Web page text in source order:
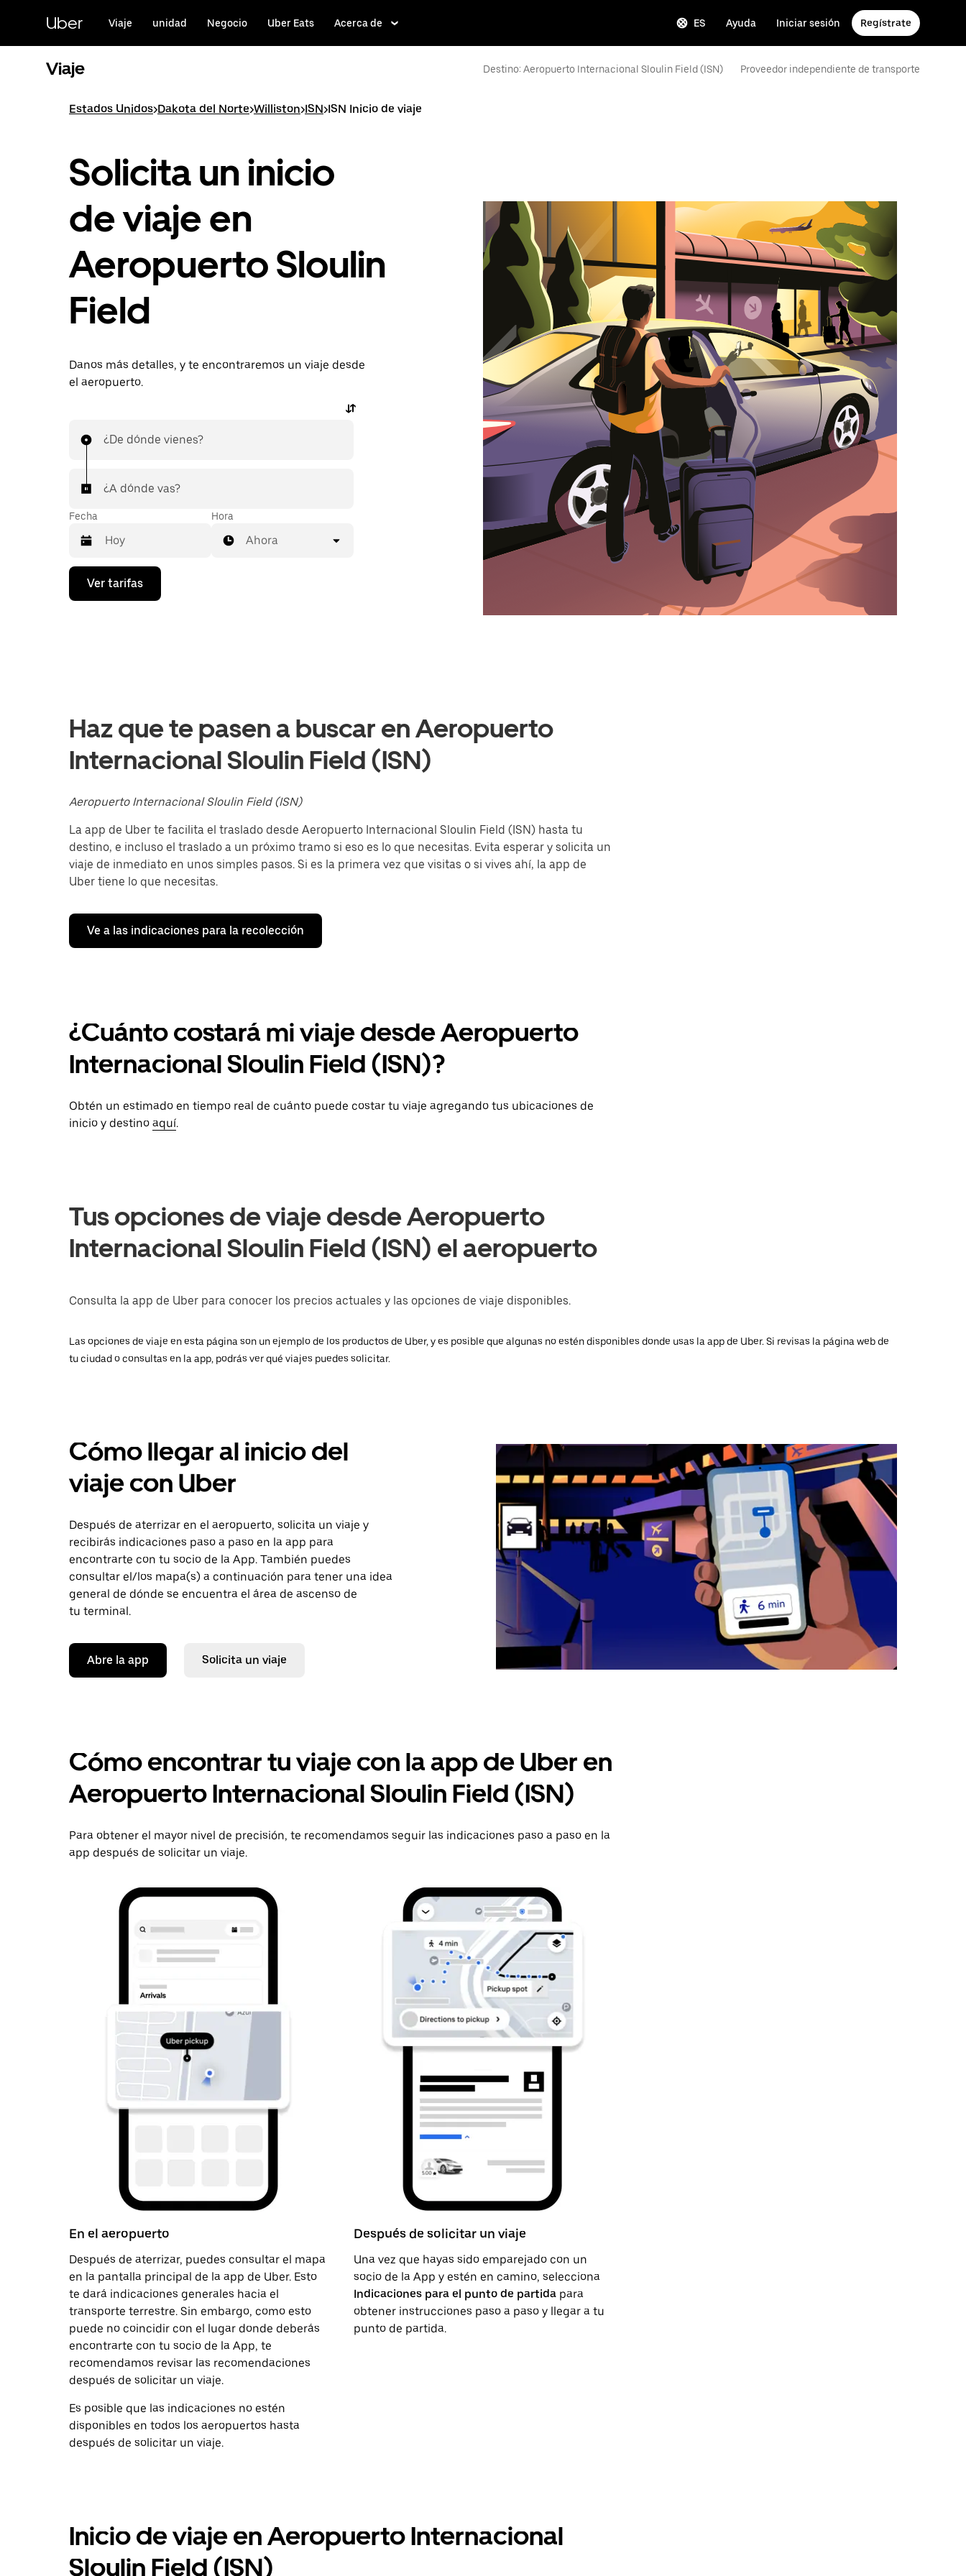
contenido
principal
Uber Viaje unidad Negocio Uber Eats Acerca de ES Ayuda Iniciar sesión Regístrate
Viaje Destino: Aeropuerto Internacional Sloulin Field (ISN) Proveedor independiente de transporte
Estados Unidos>Dakota del Norte>Williston>ISN>ISN Inicio de viaje
Solicita un inicio
de viaje en
Aeropuerto Sloulin
Field
Danos más detalles, y te encontraremos un viaje desde
el aeropuerto.
¿De dónde vienes?
¿A dónde vas?
Fecha
Presiona
flecha
selecciona
una
Presiona
la
para
cerrar
calendario.
Hora
Ahora
Ver tarifas
Haz que te pasen a buscar en Aeropuerto
Internacional Sloulin Field (ISN)
Aeropuerto Internacional Sloulin Field (ISN)
La app de Uber te facilita el traslado desde Aeropuerto Internacional Sloulin Field (ISN) hasta tu
destino, e incluso el traslado a un próximo tramo si eso es lo que necesitas. Evita esperar y solicita un
viaje de inmediato en unos simples pasos. Si es la primera vez que visitas o si vives ahí, la app de
Uber tiene lo que necesitas.
Ve a las indicaciones para la recolección
¿Cuánto costará mi viaje desde Aeropuerto
Internacional Sloulin Field (ISN)?
Obtén un estimado en tiempo real de cuánto puede costar tu viaje agregando tus ubicaciones de
inicio y destino aquí.
Tus opciones de viaje desde Aeropuerto
Internacional Sloulin Field (ISN) el aeropuerto
Consulta la app de Uber para conocer los precios actuales y las opciones de viaje disponibles.
Las opciones de viaje en esta página son un ejemplo de los productos de Uber, y es posible que algunas no estén disponibles donde usas la app de Uber. Si revisas la página web de
tu ciudad o consultas en la app, podrás ver qué viajes puedes solicitar.
Cómo llegar al inicio del
viaje con Uber
Después de aterrizar en el aeropuerto, solicita un viaje y
recibirás indicaciones paso a paso en la app para
encontrarte con tu socio de la App. También puedes
consultar el/los mapa(s) a continuación para tener una idea
general de dónde se encuentra el área de ascenso de
tu terminal.
Abre la app Solicita un viaje
Cómo encontrar tu viaje con la app de Uber en
Aeropuerto Internacional Sloulin Field (ISN)
Para obtener el mayor nivel de precisión, te recomendamos seguir las indicaciones paso a paso en la
app después de solicitar un viaje.
En el aeropuerto
Después de aterrizar, puedes consultar el mapa
en la pantalla principal de la app de Uber. Esto
te dará indicaciones generales hacia el
transporte terrestre. Sin embargo, como esto
puede no coincidir con el lugar donde deberás
encontrarte con tu socio de la App, te
recomendamos revisar las recomendaciones
después de solicitar un viaje.
Es posible que las indicaciones no estén
disponibles en todos los aeropuertos hasta
después de solicitar un viaje.
Después de solicitar un viaje
Una vez que hayas sido emparejado con un
socio de la App y estén en camino, selecciona
Indicaciones para el punto de partida para
obtener instrucciones paso a paso y llegar a tu
punto de partida.
Inicio de viaje en Aeropuerto Internacional
Sloulin Field (ISN)